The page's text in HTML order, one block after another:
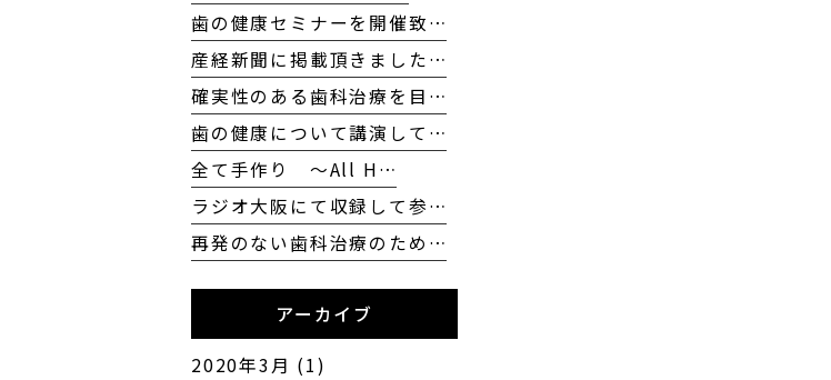
歯の健康セミナーを開催致…
産経新聞に掲載頂きました…
確実性のある歯科治療を目…
歯の健康について講演して…
全て手作り 〜All H…
ラジオ大阪にて収録して参…
再発のない歯科治療のため…
アーカイブ
2020年3月 (1)